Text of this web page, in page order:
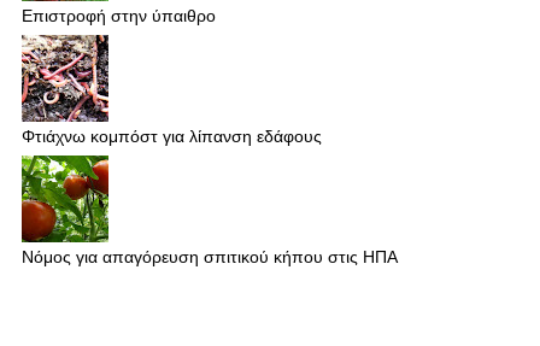
Επιστροφή στην ύπαιθρο
Φτιάχνω κομπόστ για λίπανση εδάφους
Νόμος για απαγόρευση σπιτικού κήπου στις ΗΠΑ